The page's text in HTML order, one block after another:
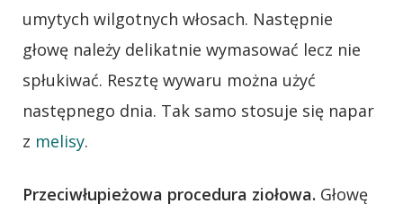
umytych wilgotnych włosach. Następnie
głowę należy delikatnie wymasować lecz nie
spłukiwać. Resztę wywaru można użyć
następnego dnia. Tak samo stosuje się napar
z melisy.
Przeciwłupieżowa procedura ziołowa. Głowę